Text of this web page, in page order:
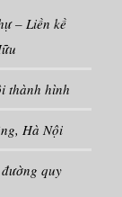
– Liền kề
thành hình
Hà Nội
quy